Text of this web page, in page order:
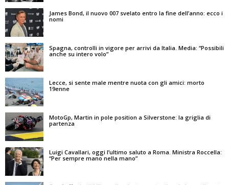
James Bond, il nuovo 007 svelato entro la fine dell’anno: ecco i
nomi
Spagna, controlli in vigore per arrivi da Italia. Media: “Possibili
anche su intero volo”
Lecce, si sente male mentre nuota con gli amici: morto
19enne
MotoGp, Martin in pole position a Silverstone: la griglia di
partenza
Luigi Cavallari, oggi l’ultimo saluto a Roma. Ministra Roccella:
“Per sempre mano nella mano”